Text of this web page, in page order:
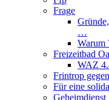
Frage
…
Warum
Freizeitbad
WAZ
Frintrop
Für eine
Geheimdienst